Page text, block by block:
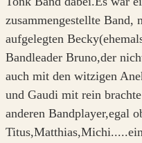
zusammengestellte Band,
aufgelegten
Bandleader Bruno,der
auch mit den witzigen
und Gaudi mit rein
anderen Bandplayer,egal